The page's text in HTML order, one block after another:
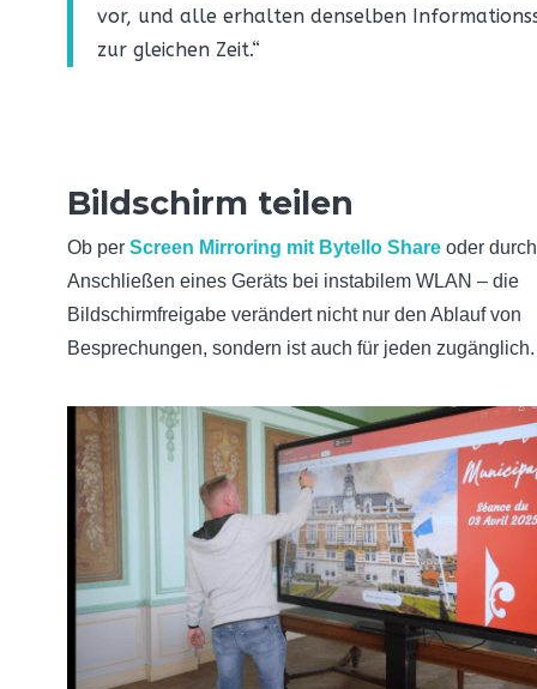
vor, und alle erhalten denselben
zur gleichen Zeit.“
Bildschirm teilen
Ob per Screen Mirroring mit Bytello Share oder
Anschließen eines Geräts bei instabilem WLAN – die
Bildschirmfreigabe verändert nicht nur den Ablauf von
Besprechungen, sondern ist auch für jeden zugänglich.